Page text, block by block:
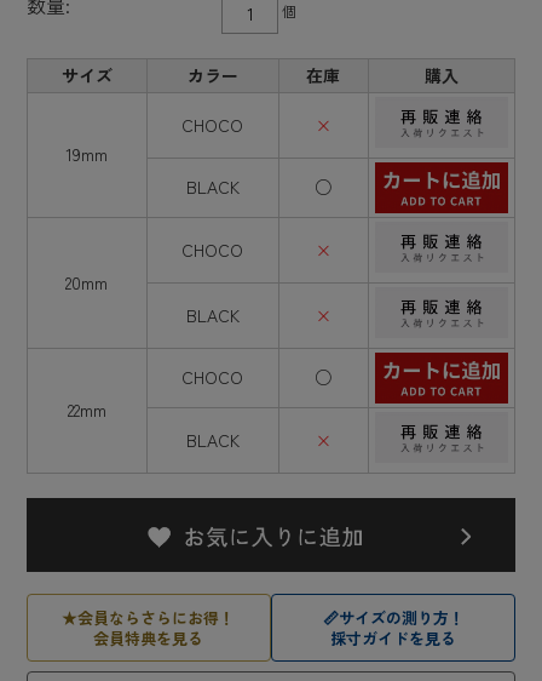
個
サイズ カラー 在庫 購入
19mm
CHOCO ×
BLACK ○
20mm
CHOCO ×
BLACK ×
22mm
CHOCO ○
BLACK ×
★会員ならさらにお得！
会員特典を見る
📏サイズの測り方！
採寸ガイドを見る